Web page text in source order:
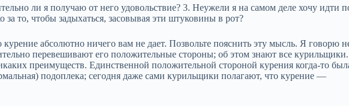
ли я получаю от него удовольствие? 3. Неужели я на самом деле хочу идти
то, чтобы задыхаться, засовывая эти штуковины в рот?
абсолютно ничего вам не дает. Позвольте пояснить эту мысль. Я говорю
перевешивают его положительные стороны; об этом знают все курильщики.
преимуществ. Единственной положительной стороной курения когда‑то
подоплека; сегодня даже сами курильщики полагают, что курение —